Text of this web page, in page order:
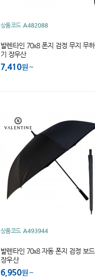
상품코드 A482088
발렌타인 70x8 폰지 검정 무지 무
기 장우산
7,410원
상품코드 A493944
발렌타인 70x8 자동 폰지 검정 보
장우산
6,950원